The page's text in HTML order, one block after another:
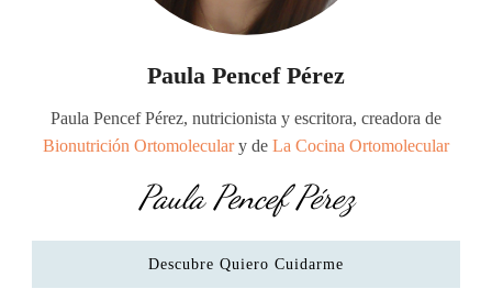
Paula Pencef Pérez
Paula Pencef Pérez, nutricionista y escritora, creadora de
Bionutrición Ortomoleculary de La Cocina Ortomolecular
Paula Pencef Pérez
Descubre Quiero Cuidarme